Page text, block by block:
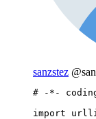
sanzstez
# -*-
import